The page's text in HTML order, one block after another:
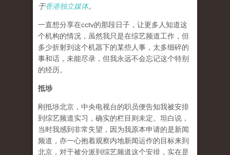
于香港独立媒体。
一直想分享在cctv的那段日子，让更多人知道这
个机构的情况，虽然我只是在综艺频道工作，但
多少折射到这个机器下的某些人事，太多细碎的
事和话，未能尽录，但我永远不会忘记这个特别
的经历。
抵埗
刚抵埗北京，中央电视台的职员便告知我被安排
到综艺频道实习，确实的栏目则未定。坦白说，
当时我感到非常失望，因为我原本申请的是新闻
频道，亦一心抱着观察内地新闻运作的目标来到
北京，对于被分派到综艺频道这个安排，实在是